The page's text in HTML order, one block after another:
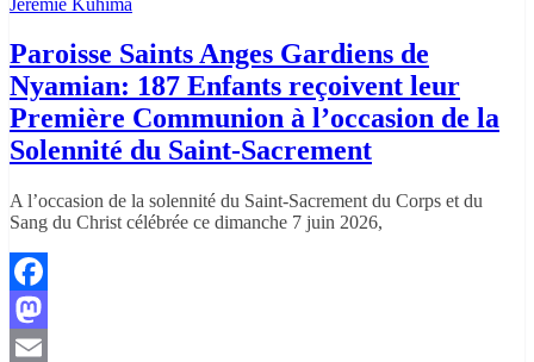
Paroisse Saints Anges Gardiens de
Nyamian: 187 Enfants reçoivent leur
Première Communion à l’occasion de la
Solennité du Saint-Sacrement
A l’occasion de la solennité du Saint-Sacrement du Corps et du
Sang du Christ célébrée ce dimanche 7 juin 2026,
Facebook
Mastodon